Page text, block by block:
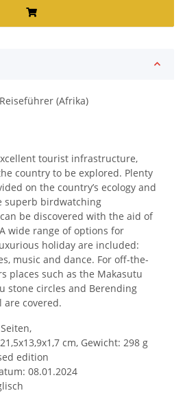
(Afrika)
tourist infrastructure,
country to be explored. Plenty
on the country’s ecology and
superb birdwatching
be discovered with the aid of
wide range of options for
holiday are included:
music and dance. For off-the-
places such as the Makasutu
stone circles and Berending
are covered.
cm, Gewicht: 298 g
edition
08.01.2024